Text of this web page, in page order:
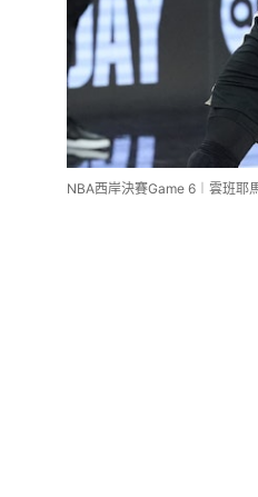
NBA西岸決賽Game 6︱雲班耶